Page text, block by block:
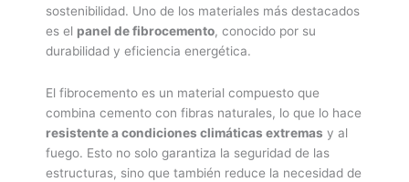
sostenibilidad. Uno de los materiales más destacados
es el panel de fibrocemento, conocido por su
durabilidad y eficiencia energética.
El fibrocemento es un material compuesto que
combina cemento con fibras naturales, lo que lo hace
resistente a condiciones climáticas extremas y al
fuego. Esto no solo garantiza la seguridad de las
estructuras, sino que también reduce la necesidad de